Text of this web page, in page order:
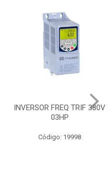
INVERSOR FREQ TRIF 380V
03HP
Código: 19998